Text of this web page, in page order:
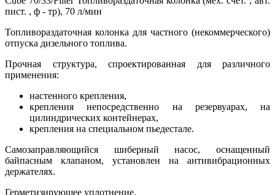
пист. , ф - тр), 70 л/мин
Топливораздаточная колонка для частного (некоммерческого)
отпуска дизельного топлива.
Прочная структура, спроектированная для различного
применения:
настенного крепления,
крепления непосредственно на резервуарах, на
цилиндрических контейнерах,
крепления на специальном пьедестале.
Самозаправляющийся шиберный насос, оснащенный
байпасным клапаном, установлен на антивибрационных
держателях.
Герметизирующее уплотнение.